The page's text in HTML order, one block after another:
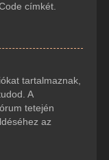
címkét.
tartalmaznak,
A
tetején
az